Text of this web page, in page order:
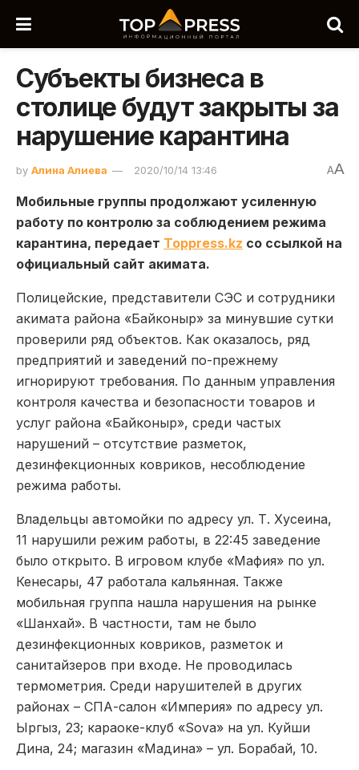
Субъекты бизнеса в
столице будут закрыты за
нарушение карантина
by Алина Алиева 2020/10/14 13:46 AA
Мобильные группы продолжают усиленную
работу по контролю за соблюдением режима
карантина, передает Toppress.kz со ссылкой на
официальный сайт акимата.
Полицейские, представители СЭС и сотрудники
акимата района «Байконыр» за минувшие сутки
проверили ряд объектов. Как оказалось, ряд
предприятий и заведений по-прежнему
игнорируют требования. По данным управления
контроля качества и безопасности товаров и
услуг района «Байконыр», среди частых
нарушений – отсутствие разметок,
дезинфекционных ковриков, несоблюдение
режима работы.
Владельцы автомойки по адресу ул. Т. Хусеина,
11 нарушили режим работы, в 22:45 заведение
было открыто. В игровом клубе «Мафия» по ул.
Кенесары, 47 работала кальянная. Также
мобильная группа нашла нарушения на рынке
«Шанхай». В частности, там не было
дезинфекционных ковриков, разметок и
санитайзеров при входе. Не проводилась
термометрия. Среди нарушителей в других
районах – СПА-салон «Империя» по адресу ул.
Ыргыз, 23; караоке-клуб «Sova» на ул. Куйши
Дина, 24; магазин «Мадина» – ул. Борабай, 10.